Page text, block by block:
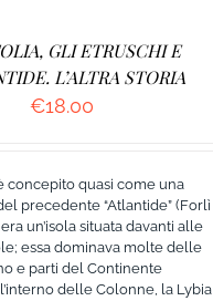
GLI ETRUSCHI E
L’ALTRA STORIA
€18.00
concepito quasi come una
precedente “Atlantide” (Forlì
un’isola situata davanti alle
essa dominava molte delle
e parti del Continente
delle Colonne, la Lybia